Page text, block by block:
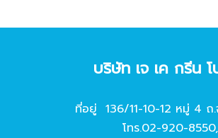
บริษัท เจ เค กรีน
ที่อยู่ 136/11-10-12 หมู่ 4 ถ
โทร.02-920-8550,